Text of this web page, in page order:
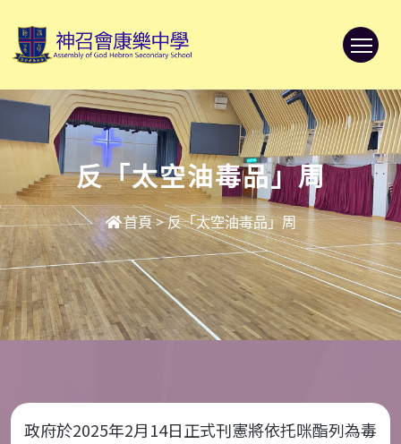
反「太空油毒品」周
首頁>反「太空油毒品」周
政府於2025年2月14日正式刊憲將依托咪酯列為毒